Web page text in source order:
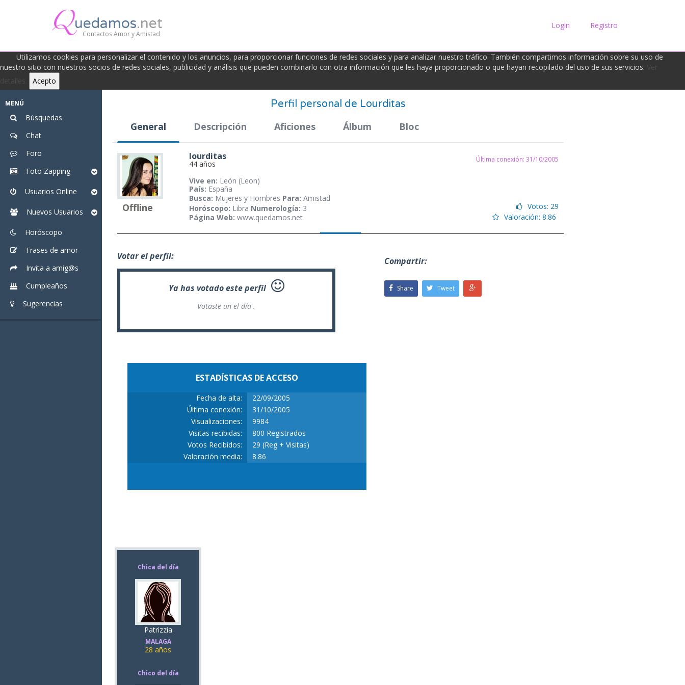
uedamos.net
Contactos Amor y Amistad
Login Registro
Utilizamos cookies para personalizar el contenido y los anuncios, para proporcionar funciones de redes sociales y para analizar nuestro tráfico. También compartimos información sobre su uso de
nuestro sitio con nuestros socios de redes sociales, publicidad y análisis que pueden combinarlo con otra información que les haya proporcionado o que hayan recopilado del uso de sus servicios.
Ver
detalles.
Acepto
MENÚ
Búsquedas
Chat
Foro
Foto Zapping
Usuarios Online
Nuevos Usuarios
Horóscopo
Frases de amor
Invita a amig@s
Cumpleaños
Sugerencias
Perfil personal de Lourditas
General
Descripción Aficiones Álbum Bloc
Offline
lourditas
44 años
Vive en: León (Leon)
País: España
Busca: Mujeres y Hombres Para: Amistad
Horóscopo: Libra Numerología: 3
Página Web: www.quedamos.net
Última conexión: 31/10/2005
Votos: 29
Valoración: 8.86
Votar el perfil:
Ya has votado este perfil
Votaste un el día .
Compartir:
Share Tweet
ESTADÍSTICAS DE ACCESO
Fecha de alta:
22/09/2005
Última conexión:
31/10/2005
Visualizaciones:
9984
Visitas recibidas:
800 Registrados
Votos Recibidos:
29 (Reg + Visitas)
Valoración media:
8.86
Chica del día
Patrizzia
MALAGA
28 años
Chico del día